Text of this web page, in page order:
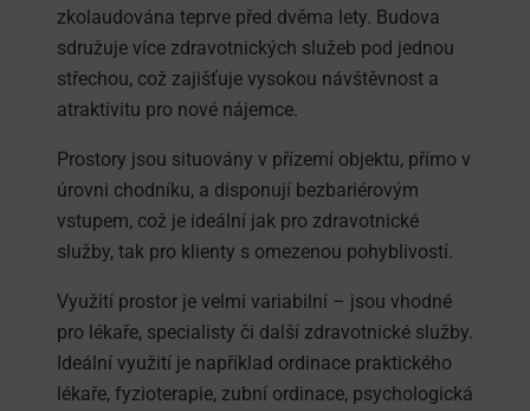
zkolaudována teprve před dvěma lety. Budova
sdružuje více zdravotnických služeb pod jednou
střechou, což zajišťuje vysokou návštěvnost a
atraktivitu pro nové nájemce.
Prostory jsou situovány v přízemí objektu, přímo v
úrovni chodníku, a disponují bezbariérovým
vstupem, což je ideální jak pro zdravotnické
služby, tak pro klienty s omezenou pohyblivostí.
Využití prostor je velmi variabilní – jsou vhodné
pro lékaře, specialisty či další zdravotnické služby.
Ideální využití je například ordinace praktického
lékaře, fyzioterapie, zubní ordinace, psychologická